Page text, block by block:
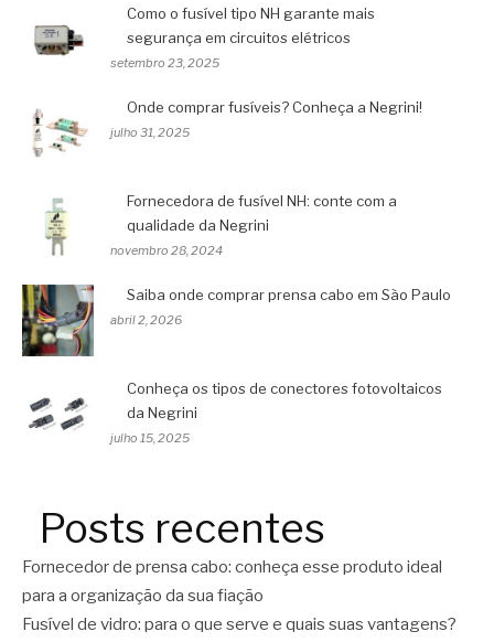
Como o fusível tipo NH garante mais
segurança em circuitos elétricos
setembro 23, 2025
Onde comprar fusíveis? Conheça a Negrini!
julho 31, 2025
Fornecedora de fusível NH: conte com a
qualidade da Negrini
novembro 28, 2024
Saiba onde comprar prensa cabo em São Paulo
abril 2, 2026
Conheça os tipos de conectores fotovoltaicos
da Negrini
julho 15, 2025
Posts recentes
Fornecedor de prensa cabo: conheça esse produto ideal
para a organização da sua fiação
Fusível de vidro: para o que serve e quais suas vantagens?